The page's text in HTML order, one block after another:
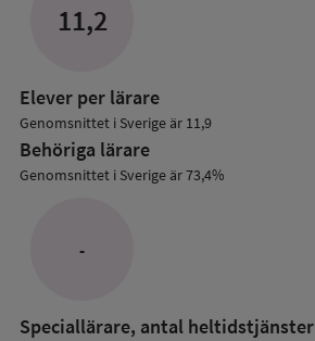
11,2
Elever per lärare
Genomsnittet i Sverige är 11,9
Behöriga lärare
Genomsnittet i Sverige är 73,4%
-
Speciallärare, antal heltidstjänster